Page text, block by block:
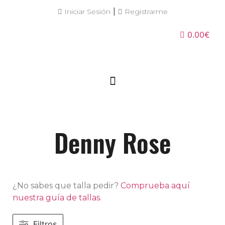
Iniciar Sesión Registrarme
0.00€
Denny Rose
¿No sabes que talla pedir? Comprueba aquí
nuestra guía de tallas.